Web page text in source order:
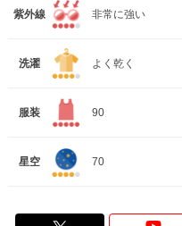
紫外線 非常に強い
洗濯 よく乾く
服装 90
星空 70